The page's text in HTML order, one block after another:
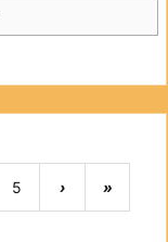
5 › »